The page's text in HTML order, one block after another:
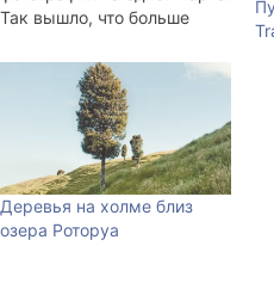
Так вышло, что больше
закачанных на Flickr, с
разной точностью
привязаны к местам, где
они были сделаны.
Удивительное дело, глядя
на снимки пятилетней
давности я могу вспомнить,
где именно стоял и что
Деревья на холме близ
озера Роторуа